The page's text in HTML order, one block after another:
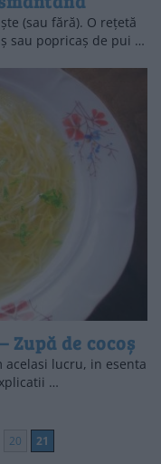
(sau fără). O rețetă
sau popricaș de pui …
Zupă de cocoș
acelasi lucru, in esenta
…
20 21